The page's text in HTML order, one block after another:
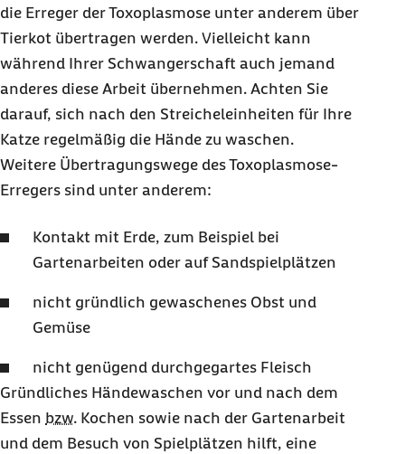
die Erreger der Toxoplasmose unter anderem über
Tierkot übertragen werden. Vielleicht kann
während Ihrer Schwangerschaft auch jemand
anderes diese Arbeit übernehmen. Achten Sie
darauf, sich nach den Streicheleinheiten für Ihre
Katze regelmäßig die Hände zu waschen.
Weitere Übertragungswege des Toxoplasmose-
Erregers sind unter anderem:
Kontakt mit Erde, zum Beispiel bei
Gartenarbeiten oder auf Sandspielplätzen
nicht gründlich gewaschenes Obst und
Gemüse
nicht genügend durchgegartes Fleisch
Gründliches Händewaschen vor und nach dem
Essen bzw. Kochen sowie nach der Gartenarbeit
und dem Besuch von Spielplätzen hilft, eine